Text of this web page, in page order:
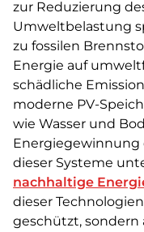
zur Reduzierung
Umweltbelastung
zu fossilen
Energie auf
schädliche
moderne PV-
wie Wasser und
Energiegewinnung
dieser Systeme
nachhaltige
dieser
geschützt, sondern